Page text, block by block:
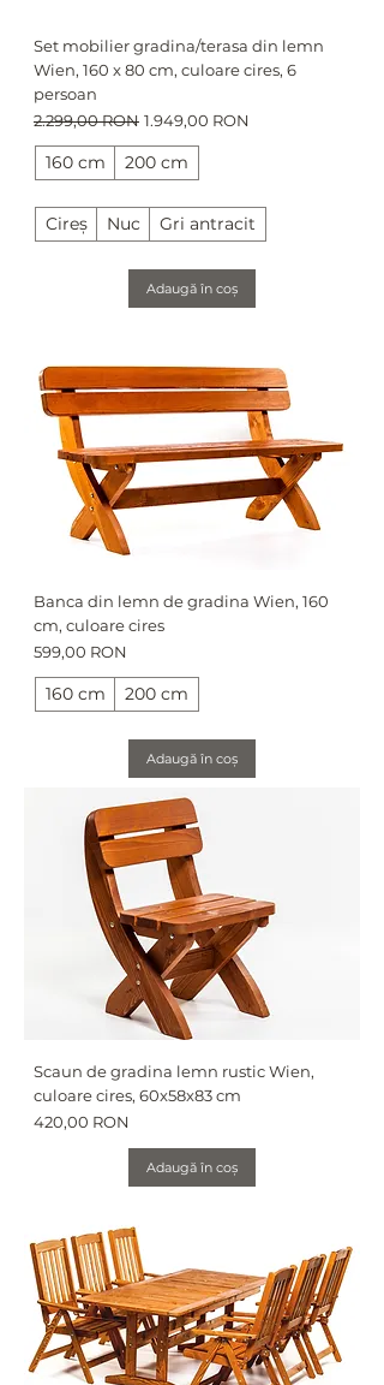
Set mobilier gradina/terasa din lemn
Wien, 160 x 80 cm, culoare cires, 6
persoan
Preț normal
2.299,00 RON Preț redus
1.949,00 RON
160 cm 200 cm
Cireș Nuc Gri antracit
Adaugă în coș
Banca din lemn de gradina Wien, 160
cm, culoare cires
Preț
599,00 RON
160 cm 200 cm
Adaugă în coș
Scaun de gradina lemn rustic Wien,
culoare cires, 60x58x83 cm
Preț
420,00 RON
Adaugă în coș